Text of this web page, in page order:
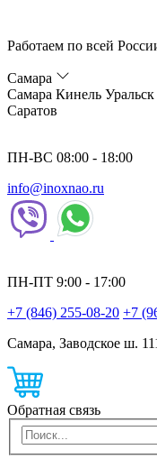
Работаем по всей
Самара
Самара Кинель Уральск
Саратов
ПН-ВС 08:00 - 18:00
info@inoxnao.ru
ПН-ПТ 9:00 - 17:00
+7 (846) 255-08-20 +7
Самара, Заводское ш.
Обратная связь